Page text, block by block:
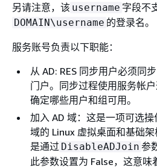
另请注意，该 username 字段不
DOMAIN\username 的登录名。
服务账号负责以下职能：
从 AD: RES 同步用户必须同
门户。同步过程使用服务帐
确定哪些用户和组可用。
加入 AD 域：这是一项可选
域的 Linux 虚拟桌面和基础
是通过 DisableADJoin 参
此参数设置为 False，这意